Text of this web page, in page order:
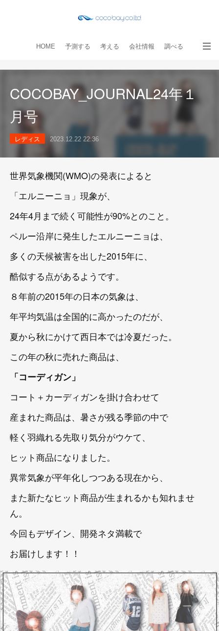
HOME 予測する 考える 会社情報 調べる
COCOBAY_JOURNAL24年１
月号
レディス 2023.12.22 22:36
世界気象機関(WMO)の発表によると
「エルニーニョ」現象が、
24年4月まで続く可能性が90%とのこと。
ペルー沿岸に発生したエルニーニョは、
多くの天候被害を出した2015年に、
酷似する点があるようです。
８年前の2015年の日本の気象は、
年平均気温は全国的に高かったのだが、
夏から秋にかけて西日本では冷夏だった。
この年の秋に売れた商品は、
「コーディガン」
コート＋カーディガンを掛け合わせて
産まれた商品は、暑さが残る季節の中で
軽く羽織れる先取り気分がウケて、
ヒット商品になりました。
異常気象が平年化しつつある現在から、
また新たなヒット商品が生まれるかも知れませ
ん。
今回もデザイン、開発ネタ満載で
お届けします！！